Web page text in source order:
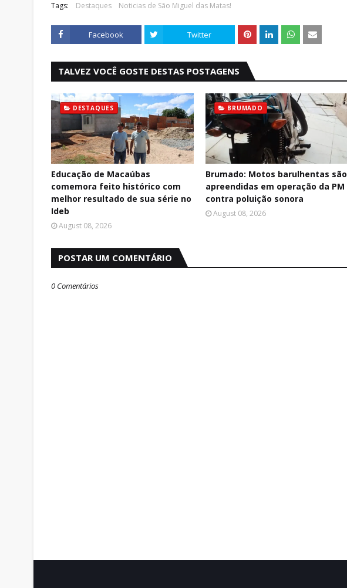
Tags: Destaques Noticias de São Miguel das Matas!
Facebook Twitter
TALVEZ VOCÊ GOSTE DESTAS POSTAGENS
DESTAQUES
Educação de Macaúbas
comemora feito histórico com
melhor resultado de sua série no
Ideb
August 08, 2026
BRUMADO
Brumado: Motos barulhentas são
apreendidas em operação da PM
contra poluição sonora
August 08, 2026
POSTAR UM COMENTÁRIO
0 Comentários